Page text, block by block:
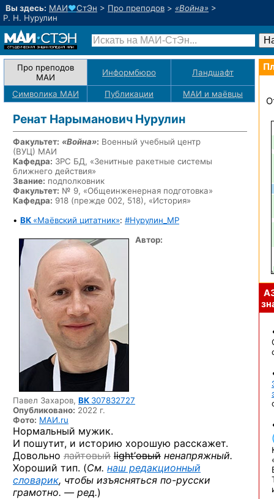
Вы здесь: МАИ♥СтЭн > Про преподов > «Война» >
Р. Н. Нурулин
Про преподов
МАИ
Информбюро Ландшафт
Символика МАИ Публикации МАИ и маёвцы
Ренат Нарыманович Нурулин
Факультет: «Война»: Военный учебный центр
(ВУЦ) МАИ
Кафедра: ЗРС БД, «Зенитные ракетные системы
ближнего действия»
Звание: подполковник
Факультет: № 9, «Общеинженерная подготовка»
Кафедра: 918 (прежде 002, 518), «История»
• ВК «Маёвский цитатник»: #Нурулин_MP
Автор:
Павел Захаров, ВК 307832727
Опубликовано: 2022 г.
Фото: МАИ.ru
Нормальный мужик.
И пошутит, и историю хорошую расскажет.
Довольно лайтовый light’овый ненапряжный.
Хороший тип. (См. наш редакционный
словарик, чтобы изъясняться по-русски
грамотно. — ред.)